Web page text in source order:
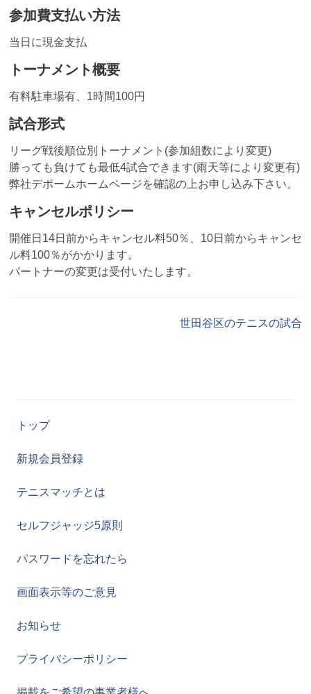
参加費支払い方法
当日に現金支払
トーナメント概要
有料駐車場有、1時間100円
試合形式
リーグ戦後順位別トーナメント(参加組数により変更)
勝っても負けても最低4試合できます(雨天等により変更有)
弊社デポームホームページを確認の上お申し込み下さい。
キャンセルポリシー
開催日14日前からキャンセル料50％、10日前からキャンセ
ル料100％がかかります。
パートナーの変更は受付いたします。
世田谷区のテニスの試合
トップ
新規会員登録
テニスマッチとは
セルフジャッジ5原則
パスワードを忘れたら
画面表示等のご意見
お知らせ
プライバシーポリシー